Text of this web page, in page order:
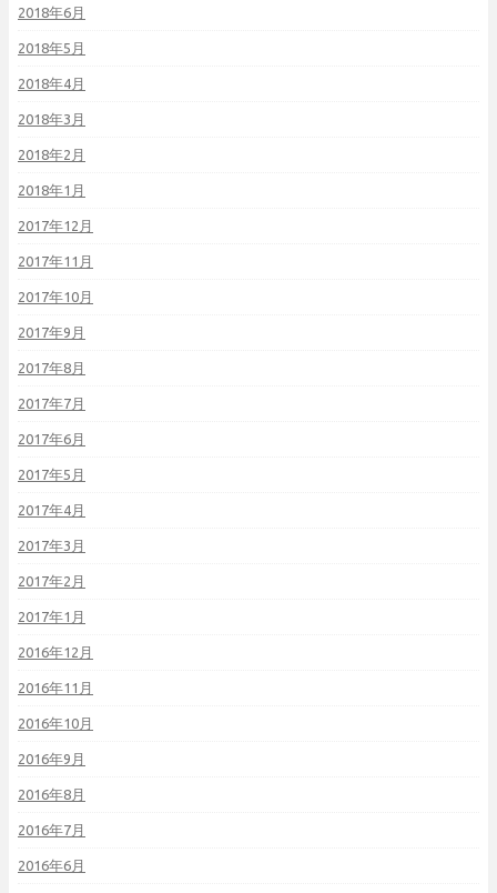
2018年6月
2018年5月
2018年4月
2018年3月
2018年2月
2018年1月
2017年12月
2017年11月
2017年10月
2017年9月
2017年8月
2017年7月
2017年6月
2017年5月
2017年4月
2017年3月
2017年2月
2017年1月
2016年12月
2016年11月
2016年10月
2016年9月
2016年8月
2016年7月
2016年6月